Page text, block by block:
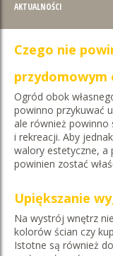
AKTUALNOŚCI
Czego nie
przydomowym
Ogród obok
powinno przykuwać
ale również powinno
i rekreacji. Aby
walory estetyczne, a
powinien zostać
Upiększanie
Na wystrój wnętrz
kolorów ścian czy
Istotne są również